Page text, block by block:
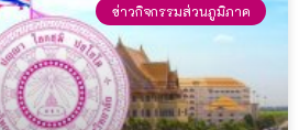
ข่าวกิจกรรมส่วนภูมิภาค